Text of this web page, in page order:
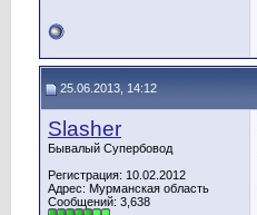
25.06.2013, 14:12
Slasher
Бывалый Супербовод
Регистрация: 10.02.2012
Адрес: Мурманская область
Сообщений: 3,638